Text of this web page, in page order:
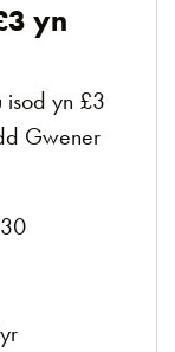
yn
isod yn £3
Gwener